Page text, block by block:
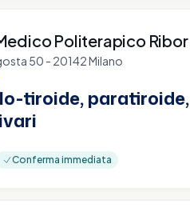
Politerapico Ribor
50 - 20142 Milano
tiroide, paratiroide,
Conferma immediata